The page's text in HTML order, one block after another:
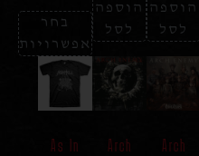
הוספה
לסל
הוספה
לסל
בחר
אפשרויות
Arch
Arch
As In